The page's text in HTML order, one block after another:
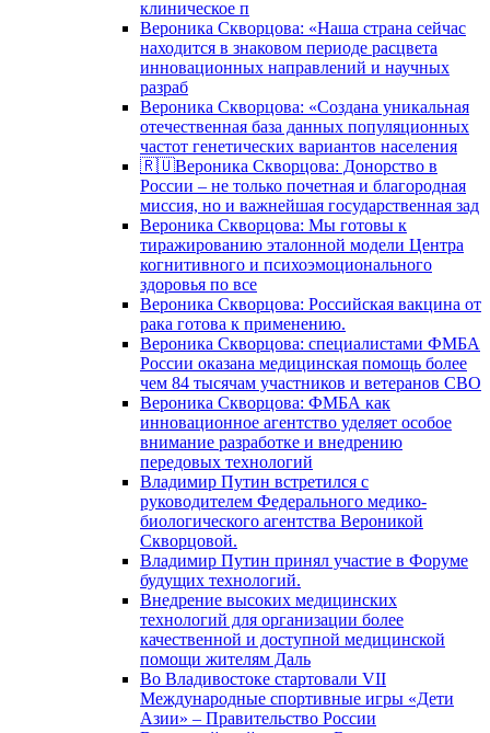
клиническое п
Вероника Скворцова: «Наша страна сейчас
находится в знаковом периоде расцвета
инновационных направлений и научных
разраб
Вероника Скворцова: «Создана уникальная
отечественная база данных популяционных
частот генетических вариантов населения
🇷🇺Вероника Скворцова: Донорство в
России – не только почетная и благородная
миссия, но и важнейшая государственная зад
Вероника Скворцова: Мы готовы к
тиражированию эталонной модели Центра
когнитивного и психоэмоционального
здоровья по все
Вероника Скворцова: Российская вакцина от
рака готова к применению.
Вероника Скворцова: специалистами ФМБА
России оказана медицинская помощь более
чем 84 тысячам участников и ветеранов СВО
Вероника Скворцова: ФМБА как
инновационное агентство уделяет особое
внимание разработке и внедрению
передовых технологий
Владимир Путин встретился с
руководителем Федерального медико-
биологического агентства Вероникой
Скворцовой.
Владимир Путин принял участие в Форуме
будущих технологий.
Внедрение высоких медицинских
технологий для организации более
качественной и доступной медицинской
помощи жителям Даль
Во Владивостоке стартовали VII
Международные спортивные игры «Дети
Азии» – Правительство России